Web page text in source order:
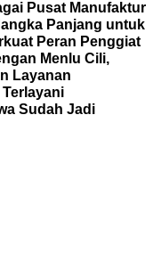
Pusat Manufaktur
Panjang untuk
Peran Penggiat
Menlu Cili,
Layanan
Sudah Jadi